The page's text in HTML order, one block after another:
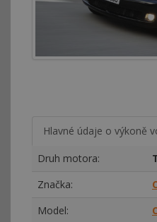
Hlavné údaje o výkoně
Druh motora:
Značka:
Model: